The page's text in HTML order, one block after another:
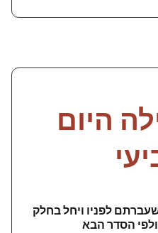
היום
לפניו ויחל בחלק
הסדר הבא